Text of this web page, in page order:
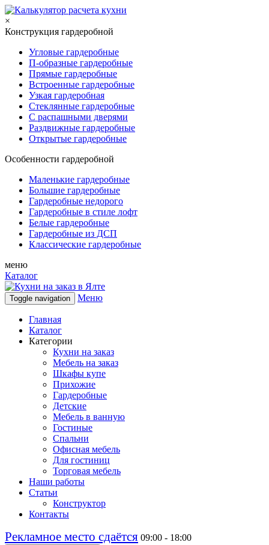
×
Конструкция гардеробной
Угловые гардеробные
П-образные гардеробные
Прямые гардеробные
Встроенные гардеробные
Узкая гардеробная
Стеклянные гардеробные
С распашными дверями
Раздвижные гардеробные
Открытые гардеробные
Особенности гардеробной
Маленькие гардеробные
Большие гардеробные
Гардеробные недорого
Гардеробные в стиле лофт
Белые гардеробные
Гардеробные из ДСП
Классические гардеробные
меню
Каталог
Toggle navigation Меню
Главная
Каталог
Категории
Кухни на заказ
Мебель на заказ
Шкафы купе
Прихожие
Гардеробные
Детские
Мебель в ванную
Гостиные
Спальни
Офисная мебель
Для гостиниц
Торговая мебель
Наши работы
Статьи
Конструктор
Контакты
Рекламное место сдаётся 09:00 - 18:00